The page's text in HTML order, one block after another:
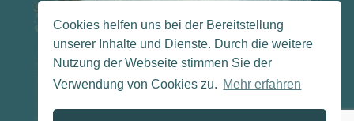
Cookies helfen uns bei der Bereitstellung
unserer Inhalte und Dienste. Durch die weitere
Nutzung der Webseite stimmen Sie der
Verwendung von Cookies zu. Mehr erfahren